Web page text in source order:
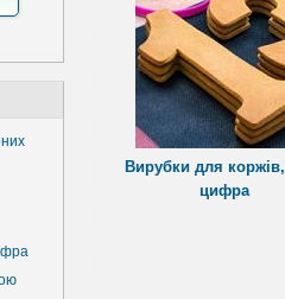
Вирубки для
цифра